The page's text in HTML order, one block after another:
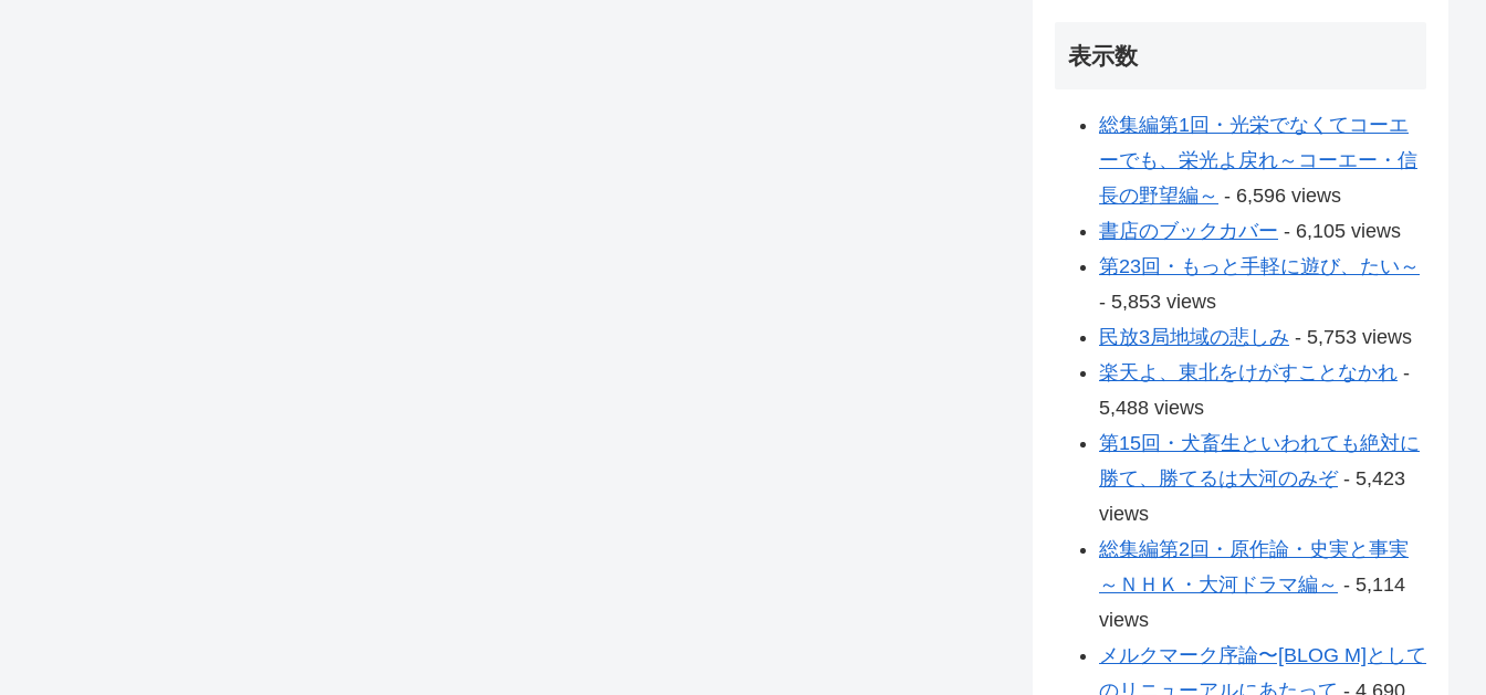
表示数
総集編第1回・光栄でなくてコーエ
ーでも、栄光よ戻れ～コーエー・信
長の野望編～ - 6,596 views
書店のブックカバー - 6,105 views
第23回・もっと手軽に遊び、たい～
- 5,853 views
民放3局地域の悲しみ - 5,753 views
楽天よ、東北をけがすことなかれ -
5,488 views
第15回・犬畜生といわれても絶対に
勝て、勝てるは大河のみぞ- 5,423
views
総集編第2回・原作論・史実と事実
～ＮＨＫ・大河ドラマ編～ - 5,114
views
メルクマーク序論〜[BLOG M]として
のリニューアルにあたって - 4,690